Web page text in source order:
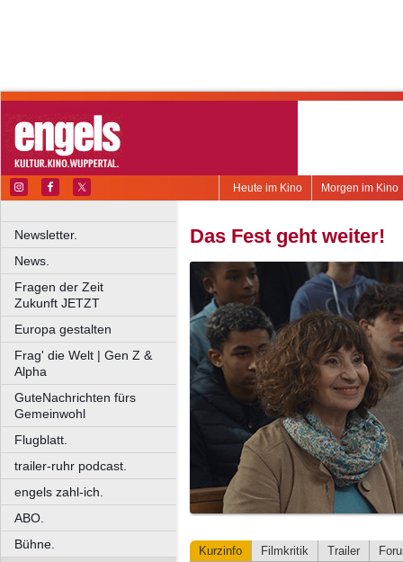
Morgen im Kino
Heute im Kino
Newsletter.
News.
Fragen der Zeit
Zukunft JETZT
Europa gestalten
Frag' die Welt | Gen Z &
Alpha
GuteNachrichten fürs
Gemeinwohl
Flugblatt.
trailer-ruhr podcast.
engels zahl-ich.
ABO.
Bühne.
Das Fest geht weiter!
Kurzinfo Filmkritik Trailer